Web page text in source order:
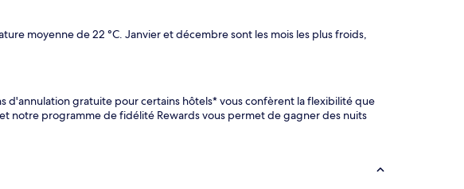
moyenne de 22 °C. Janvier et décembre sont les mois les plus froids,
d'annulation gratuite pour certains hôtels* vous confèrent la flexibilité que
notre programme de fidélité Rewards vous permet de gagner des nuits